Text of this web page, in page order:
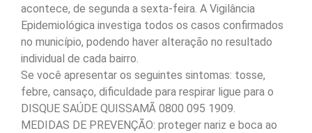
acontece, de segunda a sexta-feira. A Vigilância
Epidemiológica investiga todos os casos confirmados
no município, podendo haver alteração no resultado
individual de cada bairro.
Se você apresentar os seguintes sintomas: tosse,
febre, cansaço, dificuldade para respirar ligue para o
DISQUE SAÚDE QUISSAMÃ 0800 095 1909.
MEDIDAS DE PREVENÇÃO: proteger nariz e boca ao